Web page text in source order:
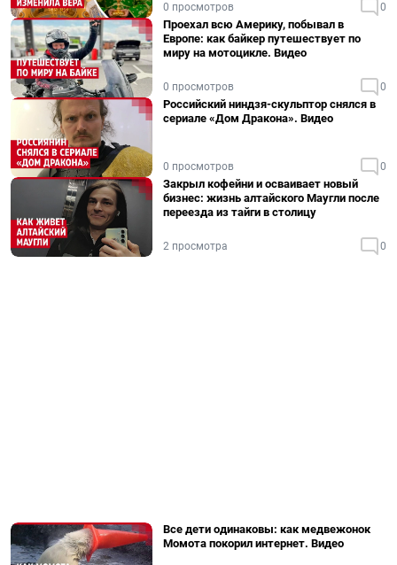
0 просмотров 0
Проехал всю Америку, побывал в
Европе: как байкер путешествует по
миру на мотоцикле. Видео
0 просмотров 0
Российский ниндзя-скульптор снялся в
сериале «Дом Дракона». Видео
0 просмотров 0
Закрыл кофейни и осваивает новый
бизнес: жизнь алтайского Маугли после
переезда из тайги в столицу
2 просмотра 0
Все дети одинаковы: как медвежонок
Момота покорил интернет. Видео